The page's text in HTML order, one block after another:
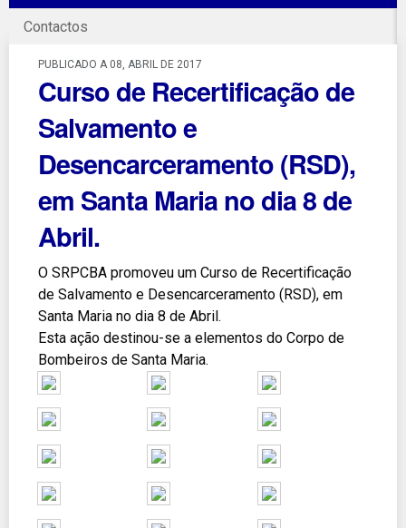
Contactos
PUBLICADO A 08, ABRIL DE 2017
Curso de Recertificação de
Salvamento e
Desencarceramento (RSD),
em Santa Maria no dia 8 de
Abril.
O SRPCBA promoveu um Curso de Recertificação
de Salvamento e Desencarceramento (RSD), em
Santa Maria no dia 8 de Abril.
Esta ação destinou-se a elementos do Corpo de
Bombeiros de Santa Maria.